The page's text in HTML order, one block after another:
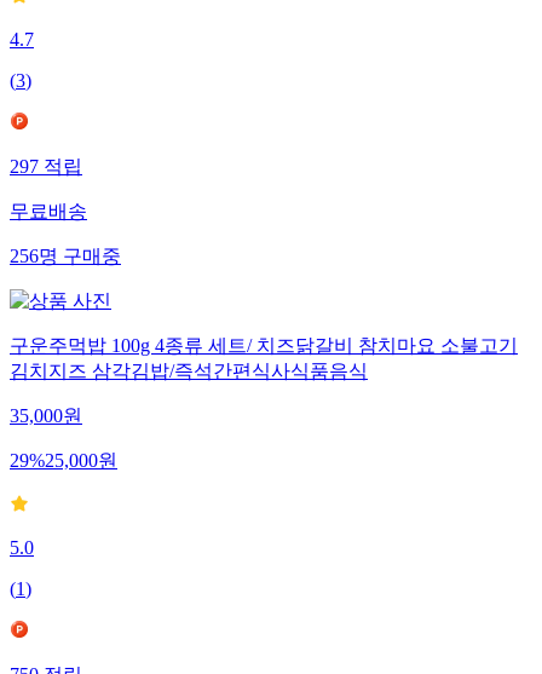
4.7
(3)
297적립
무료배송
256명구매중
구운주먹밥 100g 4종류 세트/ 치즈닭갈비 참치마요 소불고기
김치지즈 삼각김밥/즉석간편식사식품음식
35,000원
29%25,000원
5.0
(1)